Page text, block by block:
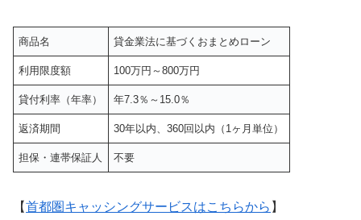
商品名 貸金業法に基づくおまとめローン
利用限度額 100万円～800万円
貸付利率（年率） 年7.3％～15.0％
返済期間 30年以内、360回以内（1ヶ月単位）
担保・連帯保証人 不要
【首都圏キャッシングサービスはこちらから 】